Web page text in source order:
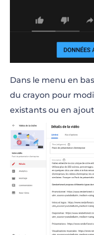
Dans le menu en
du crayon pour
existants ou en